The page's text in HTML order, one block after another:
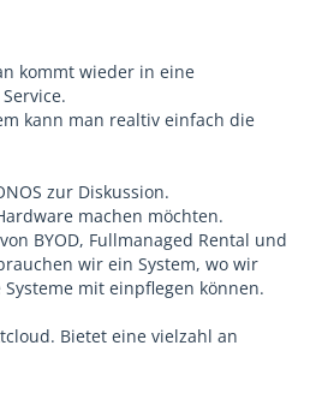
kommt wieder in eine
kann man realtiv einfach die
zur Diskussion.
machen möchten.
BYOD, Fullmanaged Rental und
wir ein System, wo wir
mit einpflegen können.
Bietet eine vielzahl an